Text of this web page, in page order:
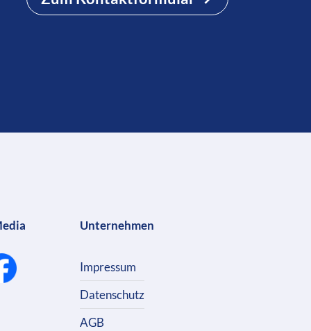
Unternehmen
Impressum
Datenschutz
AGB